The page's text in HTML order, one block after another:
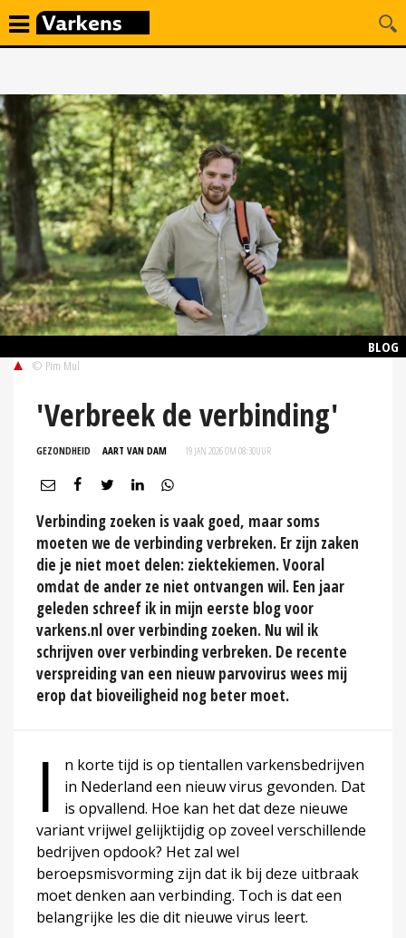
BLOG
© Pim Mul
'Verbreek de verbinding'
GEZONDHEID AART VAN DAM 19 JAN 2026 OM 08:30UUR
Verbinding zoeken is vaak goed, maar soms
moeten we de verbinding verbreken. Er zijn zaken
die je niet moet delen: ziektekiemen. Vooral
omdat de ander ze niet ontvangen wil. Een jaar
geleden schreef ik in mijn eerste blog voor
varkens.nl over verbinding zoeken. Nu wil ik
schrijven over verbinding verbreken. De recente
verspreiding van een nieuw parvovirus wees mij
erop dat bioveiligheid nog beter moet.
I
n korte tijd is op tientallen varkensbedrijven
in Nederland een nieuw virus gevonden. Dat
is opvallend. Hoe kan het dat deze nieuwe
variant vrijwel gelijktijdig op zoveel verschillende
bedrijven opdook? Het zal wel
beroepsmisvorming zijn dat ik bij deze uitbraak
moet denken aan verbinding. Toch is dat een
belangrijke les die dit nieuwe virus leert.